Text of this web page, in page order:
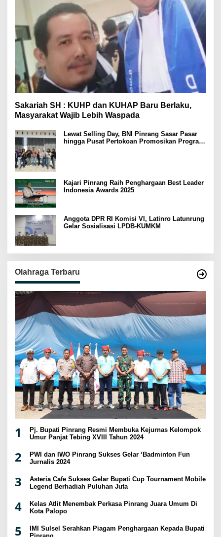
Sakariah SH : KUHP dan KUHAP Baru Berlaku,
Masyarakat Wajib Lebih Waspada
Lewat Selling Day, BNI Pinrang Sasar Pasar
hingga Pusat Pertokoan Promosikan Program
Kajari Pinrang Raih Penghargaan Best Leader
Indonesia Awards 2025
Anggota DPR RI Komisi VI, Latinro Latunrung
Gelar Sosialisasi LPDB-KUMKM
Olahraga Terbaru
1
Pj. Bupati Pinrang Resmi Membuka Kejurnas Kelompok
Umur Panjat Tebing XVIII Tahun 2024
2
PWI dan IWO Pinrang Sukses Gelar ‘Badminton Fun
Jurnalis 2024
3
Asteria Cafe Sukses Gelar Bupati Cup Tournament Mobile
Legend Berhadiah Puluhan Juta
4
Kelas Atlit Menembak Perkasa Pinrang Juara Umum Di
Kota Palopo
5
IMI Sulsel Serahkan Piagam Penghargaan Kepada Bupati